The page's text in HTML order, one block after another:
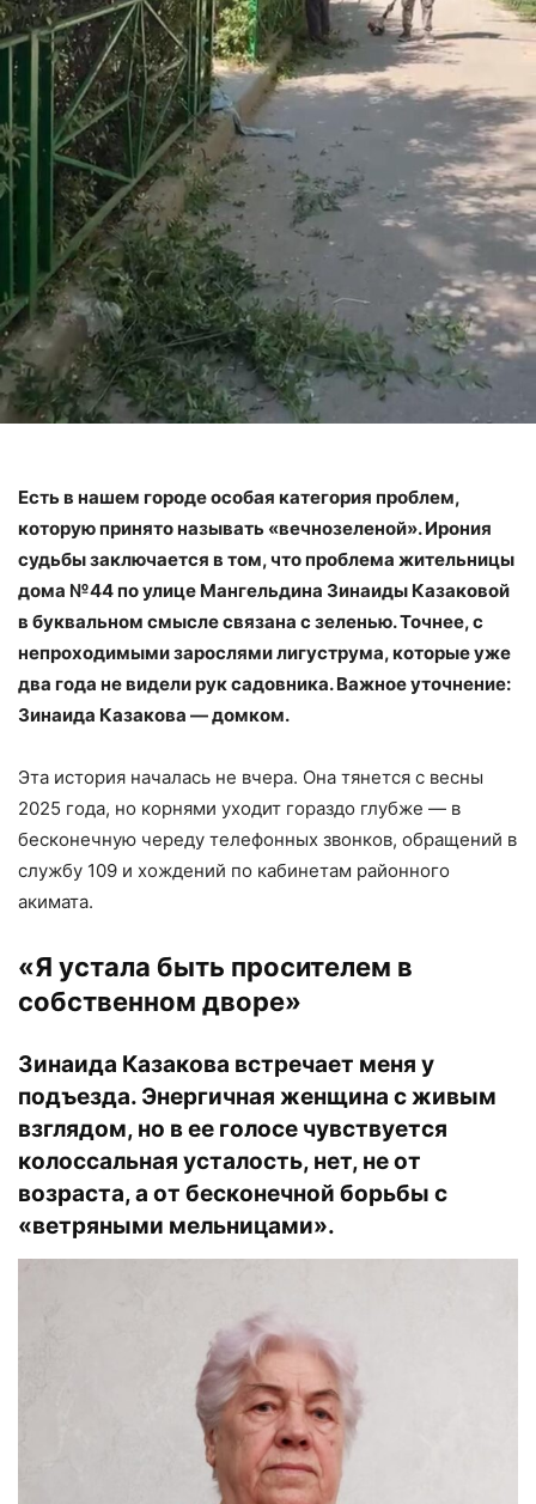
Есть в нашем городе особая категория проблем,
которую принято называть «вечнозеленой». Ирония
судьбы заключается в том, что проблема жительницы
дома №44 по улице Мангельдина Зинаиды Казаковой
в буквальном смысле связана с зеленью. Точнее, с
непроходимыми зарослями лигуструма, которые уже
два года не видели рук садовника. Важное уточнение:
Зинаида Казакова — домком.
Эта история началась не вчера. Она тянется с весны
2025 года, но корнями уходит гораздо глубже — в
бесконечную череду телефонных звонков, обращений в
службу 109 и хождений по кабинетам районного
акимата.
«Я устала быть просителем в
собственном дворе»
Зинаида Казакова встречает меня у
подъезда. Энергичная женщина с живым
взглядом, но в ее голосе чувствуется
колоссальная усталость, нет, не от
возраста, а от бесконечной борьбы с
«ветряными мельницами».